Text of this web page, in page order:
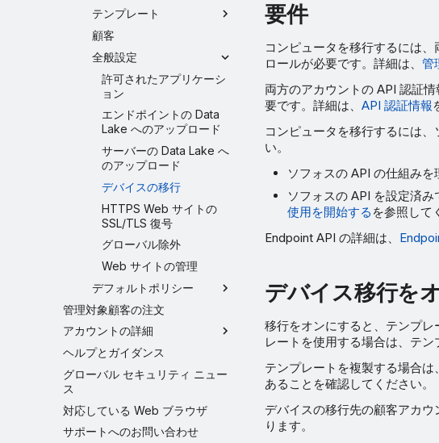
テンプレート
顧客
全般設定
許可されたアプリケーシ
ョン
エンドポイントの Data
Lake へのアップロード
サーバーの Data Lake へ
のアップロード
デバイスの移行
HTTPS Web サイトの
SSL/TLS 復号
グローバル除外
Web サイトの管理
デフォルトポリシー
管理対象顧客の注文
アカウントの詳細
ヘルプとガイダンス
グローバル セキュリティ ニュー
ス
対応している Web ブラウザ
サポートへのお問い合わせ
要件
コンピュータを移行するには
ロールが必要です。詳細は、 管
両方のアカウントの API 認証
要です。詳細は、 API 認証情報
コンピュータを移行するには
い。
ソフォスの API の仕組み
ソフォスの API を設定済み
使用を開始する を参照して
Endpoint API の詳細は、
デバイス移行を
移行をオンにすると、テンプ
レートを使用する場合は、テン
テンプレートを複製する場合
あることを確認してください。
デバイスの移行先の顧客アカ
ります。